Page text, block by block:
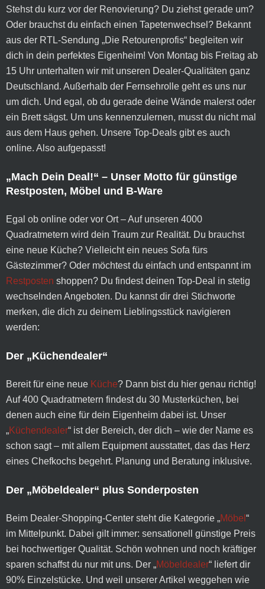
Stehst du kurz vor der Renovierung? Du ziehst gerade um?
Oder brauchst du einfach einen Tapetenwechsel? Bekannt
aus der RTL-Sendung „Die Retourenprofis“ begleiten wir
dich in dein perfektes Eigenheim! Von Montag bis Freitag ab
15 Uhr unterhalten wir mit unseren Dealer-Qualitäten ganz
Deutschland. Außerhalb der Fernsehrolle geht es uns nur
um dich. Und egal, ob du gerade deine Wände malerst oder
ein Brett sägst. Um uns kennenzulernen, musst du nicht mal
aus dem Haus gehen. Unsere Top-Deals gibt es auch
online. Also aufgepasst!
„Mach Dein Deal!“ – Unser Motto für günstige
Restposten, Möbel und B-Ware
Egal ob online oder vor Ort – Auf unseren 4000
Quadratmetern wird dein Traum zur Realität. Du brauchst
eine neue Küche? Vielleicht ein neues Sofa fürs
Gästezimmer? Oder möchtest du einfach und entspannt im
Restposten shoppen? Du findest deinen Top-Deal in stetig
wechselnden Angeboten. Du kannst dir drei Stichworte
merken, die dich zu deinem Lieblingsstück navigieren
werden:
Der „Küchendealer“
Bereit für eine neue Küche? Dann bist du hier genau richtig!
Auf 400 Quadratmetern findest du 30 Musterküchen, bei
denen auch eine für dein Eigenheim dabei ist. Unser
„Küchendealer“ ist der Bereich, der dich – wie der Name es
schon sagt – mit allem Equipment ausstattet, das das Herz
eines Chefkochs begehrt. Planung und Beratung inklusive.
Der „Möbeldealer“ plus Sonderposten
Beim Dealer-Shopping-Center steht die Kategorie „Möbel “
im Mittelpunkt. Dabei gilt immer: sensationell günstige Preis
bei hochwertiger Qualität. Schön wohnen und noch kräftiger
sparen schaffst du nur mit uns. Der „Möbeldealer“ liefert dir
90% Einzelstücke. Und weil unserer Artikel weggehen wie